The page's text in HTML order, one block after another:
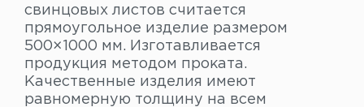
свинцовых листов считается
прямоугольное изделие размером
500×1000 мм. Изготавливается
продукция методом проката.
Качественные изделия имеют
равномерную толщину на всем